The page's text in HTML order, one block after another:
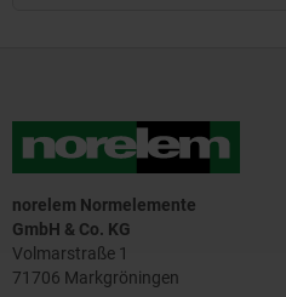
norelem Normelemente
GmbH & Co. KG
Volmarstraße 1
71706 Markgröningen